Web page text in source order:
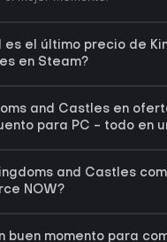
es el último precio de
en Steam?
and Castles en
para PC - todo en
and Castles
NOW?
buen momento para